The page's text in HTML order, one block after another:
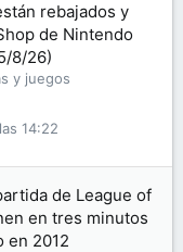
rebajados y
de Nintendo
8/26)
y juegos
14:22
de League of
en tres minutos
en 2012